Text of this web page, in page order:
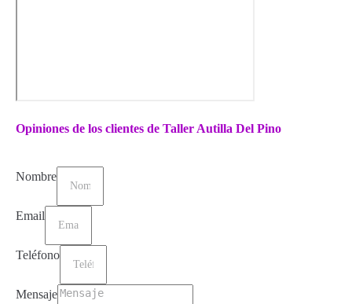
Opiniones de los clientes de Taller Autilla Del Pino
Nombre
Email
Teléfono
Mensaje